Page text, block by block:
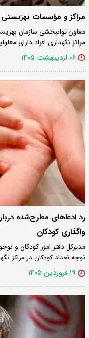
مراکز و مؤسسات
معاون توانبخشی سازمان
مراکز نگهداری افراد دارای
۰۶ اردیبهشت ۱۴۰۵
رد ادعاهای مطرح‌شده
واگذاری کودکان
مدیرکل دفتر امور کودکان و
توجه تعداد کودکان در مراکز
۱۹ فروردین ۱۴۰۵